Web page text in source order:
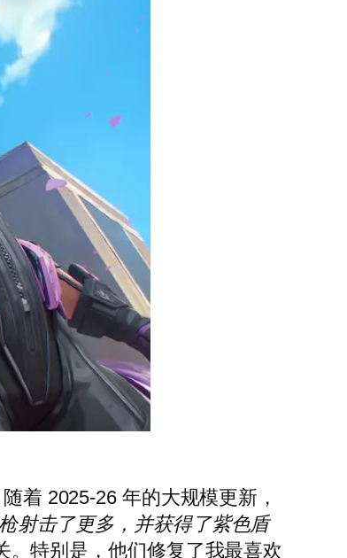
着 2025-26 年的大规模更新，
射击了更多，并获得了紫色盾
。特别是，他们修复了我最喜欢